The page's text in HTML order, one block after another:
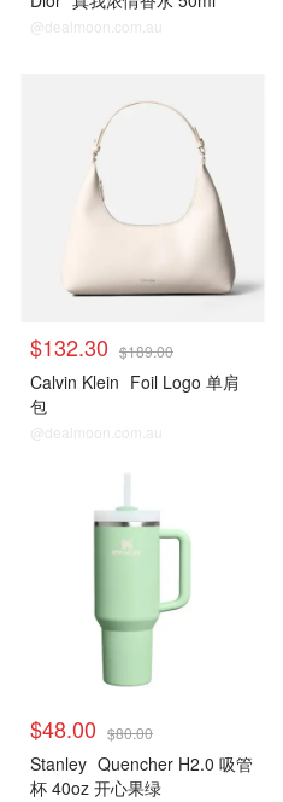
@dealmoon.com.au
$132.30 $189.00
Calvin Klein Foil Logo 单肩
包
@dealmoon.com.au
$48.00 $80.00
Stanley Quencher H2.0 吸管
杯 40oz 开心果绿